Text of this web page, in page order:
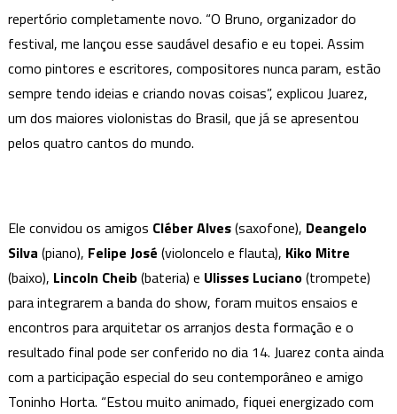
repertório completamente novo. “O Bruno, organizador do
festival, me lançou esse saudável desafio e eu topei. Assim
como pintores e escritores, compositores nunca param, estão
sempre tendo ideias e criando novas coisas”, explicou Juarez,
um dos maiores violonistas do Brasil, que já se apresentou
pelos quatro cantos do mundo.
Ele convidou os amigos Cléber Alves(saxofone), Deangelo
Silva (piano), Felipe José (violoncelo e flauta), Kiko Mitre
(baixo), Lincoln Cheib(bateria) e Ulisses Luciano(trompete)
para integrarem a banda do show, foram muitos ensaios e
encontros para arquitetar os arranjos desta formação e o
resultado final pode ser conferido no dia 14. Juarez conta ainda
com a participação especial do seu contemporâneo e amigo
Toninho Horta. “Estou muito animado, fiquei energizado com